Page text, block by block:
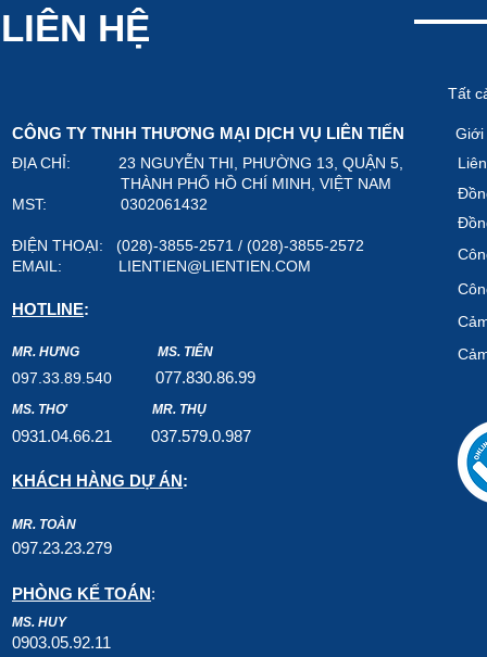
LIÊN HỆ
CÔNG TY TNHH THƯƠNG MẠI DỊCH VỤ LIÊN TIẾN
ĐỊA CHỈ: 23 NGUYỄN THI, PHƯỜNG 13, QUẬN 5,
THÀNH PHỐ HỒ CHÍ MINH, VIỆT NAM
MST: 0302061432
ĐIỆN THOẠI: (028)-3855-2571 / (028)-3855-2572
EMAIL: LIENTIEN@LIENTIEN.COM
HOTLINE:
MR. HƯNG MS. TIÊN
097.33.89.540 077.830.86.99
MS. THƠ MR. THỤ
0931.04.66.21 037.579.0.987
KHÁCH HÀNG DỰ ÁN:
MR. TOÀN
097.23.23.279
PHÒNG KẾ TOÁN:
MS. HUY
0903.05.92.11
Tất
Giới